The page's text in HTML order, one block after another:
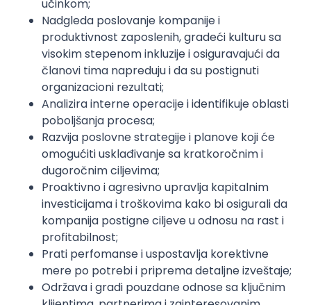
učinkom;
Nadgleda poslovanje kompanije i
produktivnost zaposlenih, gradeći kulturu sa
visokim stepenom inkluzije i osiguravajući da
članovi tima napreduju i da su postignuti
organizacioni rezultati;
Analizira interne operacije i identifikuje oblasti
poboljšanja procesa;
Razvija poslovne strategije i planove koji će
omogućiti usklađivanje sa kratkoročnim i
dugoročnim ciljevima;
Proaktivno i agresivno upravlja kapitalnim
investicijama i troškovima kako bi osigurali da
kompanija postigne ciljeve u odnosu na rast i
profitabilnost;
Prati perfomanse i uspostavlja korektivne
mere po potrebi i priprema detaljne izveštaje;
Održava i gradi pouzdane odnose sa ključnim